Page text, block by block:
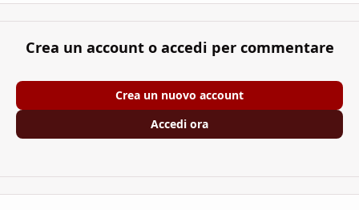
Crea un account o accedi per commentare
Crea un nuovo account
Accedi ora